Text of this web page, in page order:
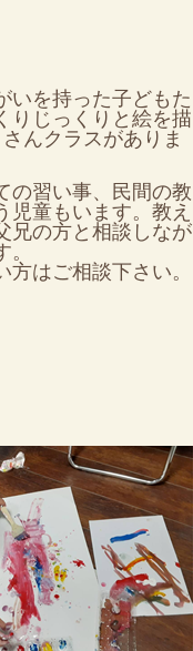
いを持った子どもた
りじっくりと絵を描
んクラスがありま
の習い事、民間の教
児童もいます。教え
兄の方と相談しなが
はご相談下さい。